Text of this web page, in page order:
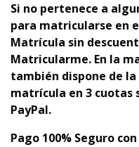
Si no pertenece a
para matricularse en
Matrícula sin
Matricularme. En la
también dispone de
matrícula en 3 cuotas
PayPal.
Pago 100% Seguro